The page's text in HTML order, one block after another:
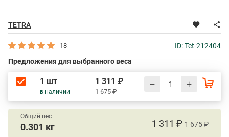
TETRA
18
ID: Tet-212404
Предложения для выбранного веса
1 шт
в наличии
1 311 ₽
1 675 ₽
Общий вес
0.301 кг 1 311 ₽ 1 675 ₽